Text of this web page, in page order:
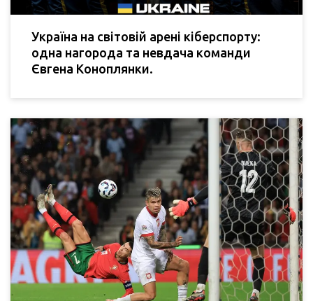
Україна на світовій арені кіберспорту:
одна нагорода та невдача команди
Євгена Коноплянки.